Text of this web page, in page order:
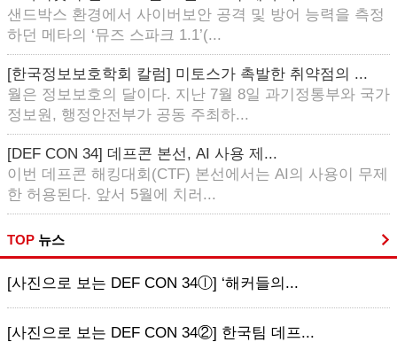
샌드박스 환경에서 사이버보안 공격 및 방어 능력을 측정
하던 메타의 ‘뮤즈 스파크 1.1’(...
[한국정보보호학회 칼럼] 미토스가 촉발한 취약점의 ...
월은 정보보호의 달이다. 지난 7월 8일 과기정통부와 국가
정보원, 행정안전부가 공동 주최하...
[DEF CON 34] 데프콘 본선, AI 사용 제...
이번 데프콘 해킹대회(CTF) 본선에서는 AI의 사용이 무제
한 허용된다. 앞서 5월에 치러...
TOP 뉴스
[사진으로 보는 DEF CON 34ⓛ] ‘해커들의...
[사진으로 보는 DEF CON 34②] 한국팀 데프...